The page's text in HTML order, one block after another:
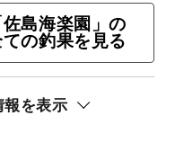
ト）五目釣りプラ
円/人 5%
元
佐島海楽園」の
の釣果を見る
報を表示